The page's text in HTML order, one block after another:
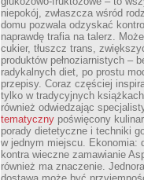
niepokój, zwłaszcza wśród
domu pozwala odzyskać
naprawdę trafia na talerz.
cukier, tłuszcz trans,
produktów pełnoziarnistych –
radykalnych diet, po prostu
przepisy. Coraz częściej
tylko w tradycyjnych
również odwiedzając
tematyczny poświęcony
porady dietetyczne i techniki
w jednym miejscu. Ekonomia:
kontra wieczne zamawianie
również ma znaczenie.